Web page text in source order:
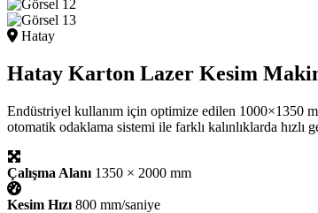
Hatay
Hatay Karton Lazer Kesim
Endüstriyel kullanım için optimize edilen 1000×1350
otomatik odaklama sistemi ile farklı kalınlıklarda
Çalışma Alanı 1350 × 2000 mm
Kesim Hızı 800 mm/saniye